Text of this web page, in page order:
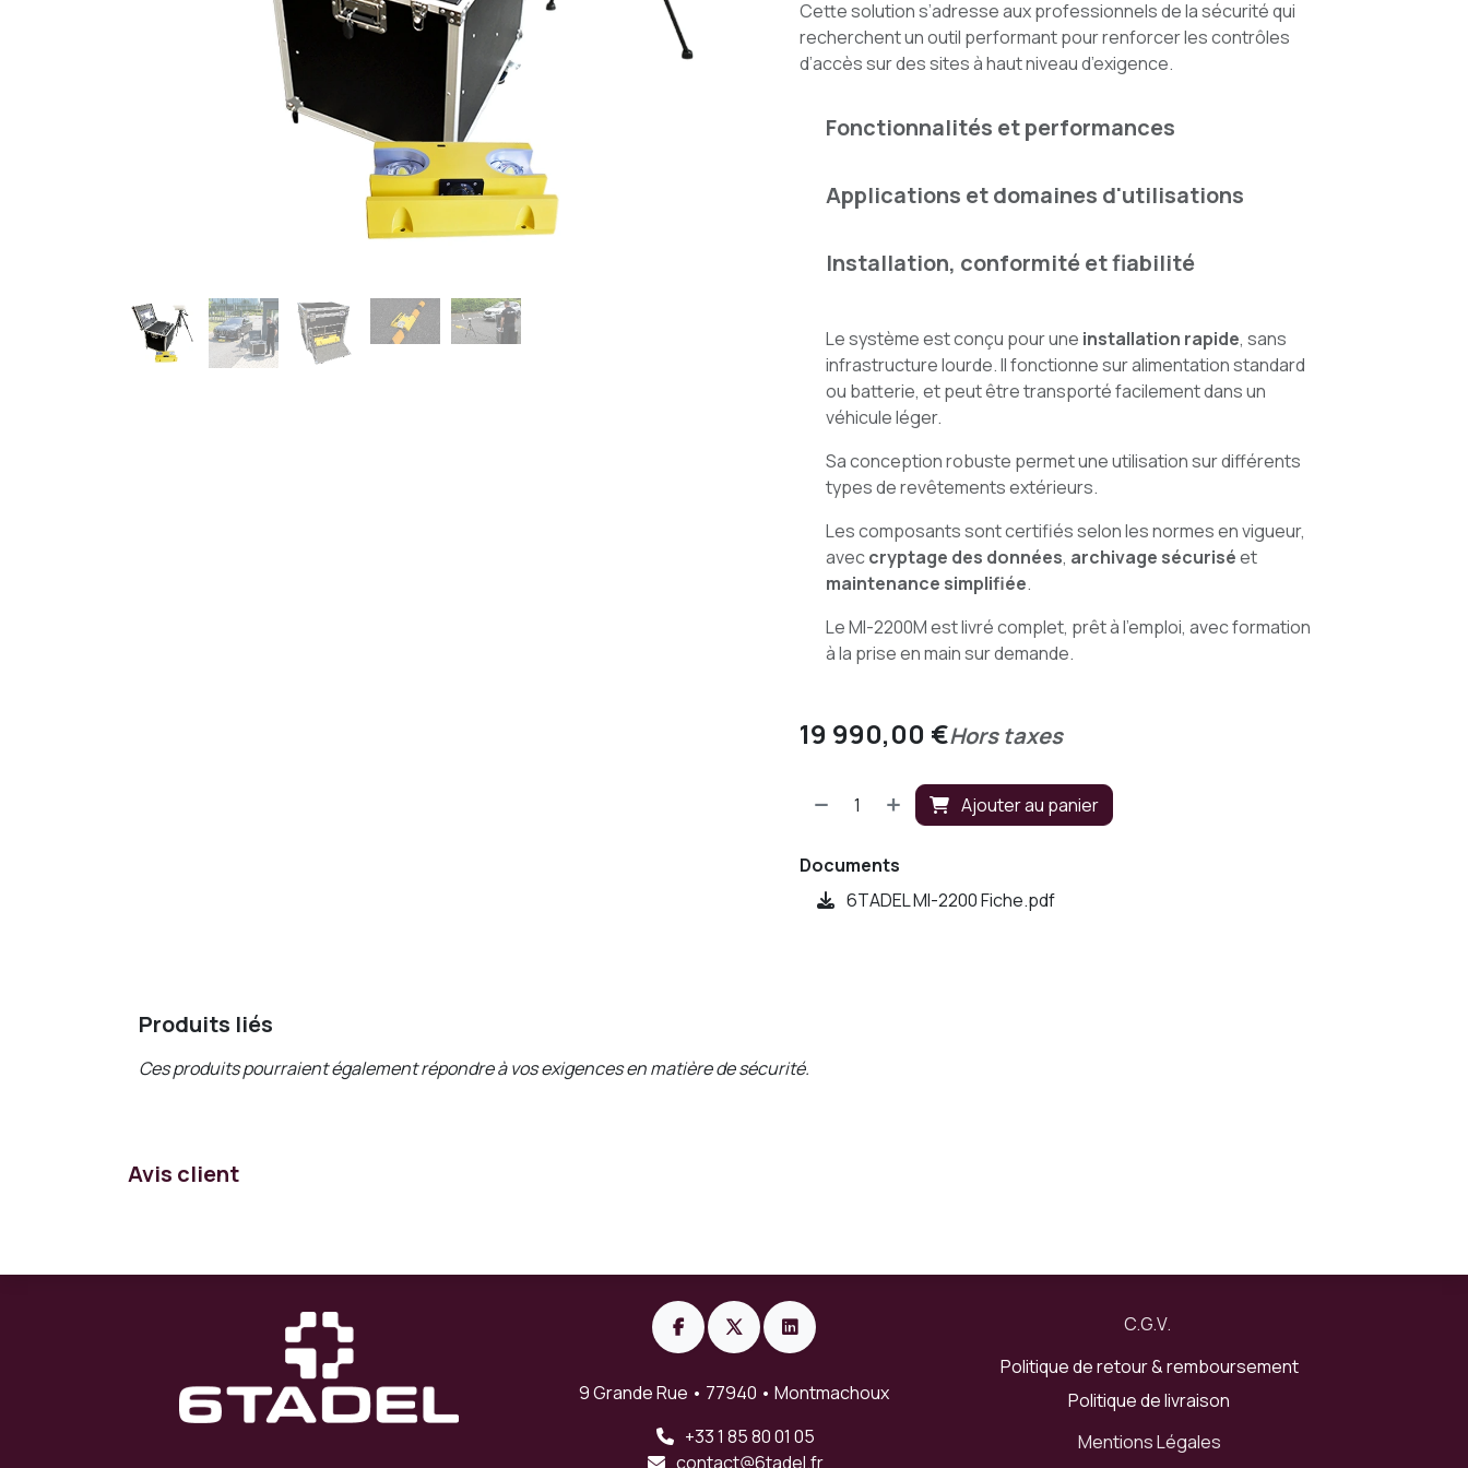
Cette solution s’adresse aux professionnels de la sécurité qui
recherchent un outil performant pour renforcer les contrôles
d’accès sur des sites à haut niveau d’exigence.
Fonctionnalités et performances
Applications et domaines d'utilisations
Installation, conformité et fiabilité
Le système est conçu pour une installation rapide, sans
infrastructure lourde. Il fonctionne sur alimentation standard
ou batterie, et peut être transporté facilement dans un
véhicule léger.
Sa conception robuste permet une utilisation sur différents
types de revêtements extérieurs.
Les composants sont certifiés selon les normes en vigueur,
aveccryptage des données, archivage sécuriséet
maintenance simplifiée.
Le MI-2200M est livré complet, prêt à l’emploi, avec formation
à la prise en main sur demande.
19 990,00 €Hors taxes
Ajouter au panier
Documents
6TADEL MI-2200 Fiche.pdf
Produits liés
Ces produits pourraient également répondre à vos exigences en matière de sécurité.
Avis client
9 Grande Rue • 77940 • Montmachoux
+33 1 85 80 01 05
contact@6tadel.fr
C.G.V​​.
Politique de retour & remboursement
Politique de livraison
Mentions Légales